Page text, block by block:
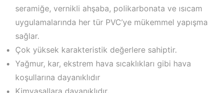
seramiğe, vernikli ahşaba, polikarbonata ve ısıcam
uygulamalarında her tür PVC’ye mükemmel yapışma
sağlar.
Çok yüksek karakteristik değerlere sahiptir.
Yağmur, kar, ekstrem hava sıcaklıkları gibi hava
koşullarına dayanıklıdır
Kimyasallara dayanıklıdır.